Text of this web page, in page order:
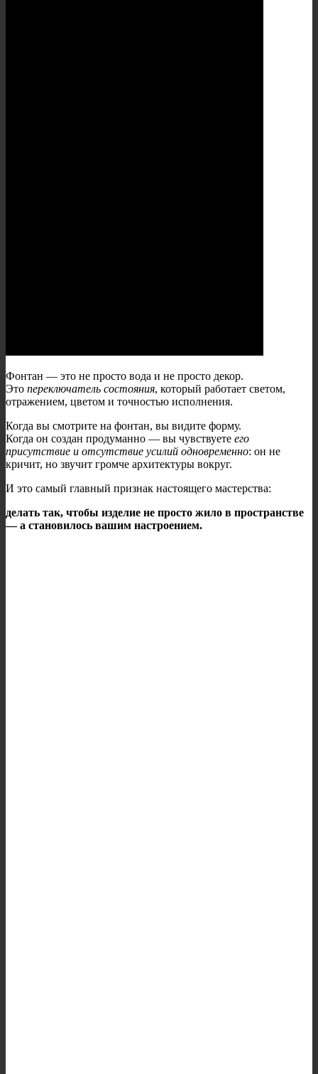
Фонтан — это не просто вода и не просто декор.
Это переключатель состояния, который работает светом,
отражением, цветом и точностью исполнения.
Когда вы смотрите на фонтан, вы видите форму.
Когда он создан продуманно — вы чувствуете его
присутствие и отсутствие усилий одновременно: он не
кричит, но звучит громче архитектуры вокруг.
И это самый главный признак настоящего мастерства:
делать так, чтобы изделие не просто жило в пространстве
— а становилось вашим настроением.